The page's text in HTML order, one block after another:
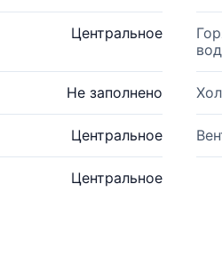
Центральное
Не заполнено
Центральное
Центральное